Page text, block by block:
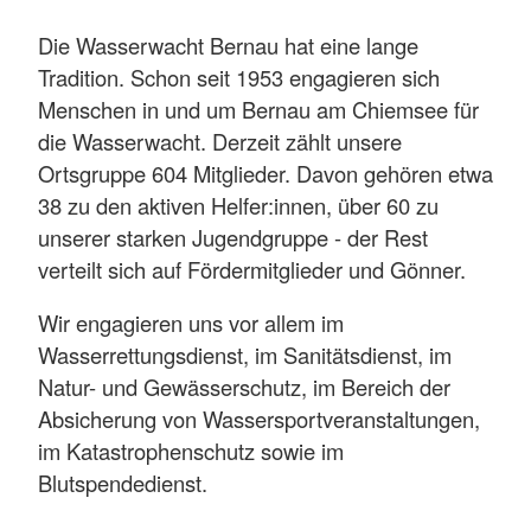
Die Wasserwacht Bernau hat eine lange
Tradition. Schon seit 1953 engagieren sich
Menschen in und um Bernau am Chiemsee für
die Wasserwacht. Derzeit zählt unsere
Ortsgruppe 604 Mitglieder. Davon gehören etwa
38 zu den aktiven Helfer:innen, über 60 zu
unserer starken Jugendgruppe - der Rest
verteilt sich auf Fördermitglieder und Gönner.
Wir engagieren uns vor allem im
Wasserrettungsdienst, im Sanitätsdienst, im
Natur- und Gewässerschutz, im Bereich der
Absicherung von Wassersportveranstaltungen,
im Katastrophenschutz sowie im
Blutspendedienst.